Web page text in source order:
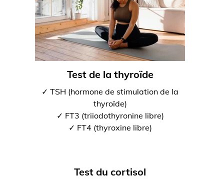
Test de la thyroïde
✓ TSH (hormone de stimulation de la
thyroïde)
✓ FT3 (triiodothyronine libre)
✓ FT4 (thyroxine libre)
Test du cortisol